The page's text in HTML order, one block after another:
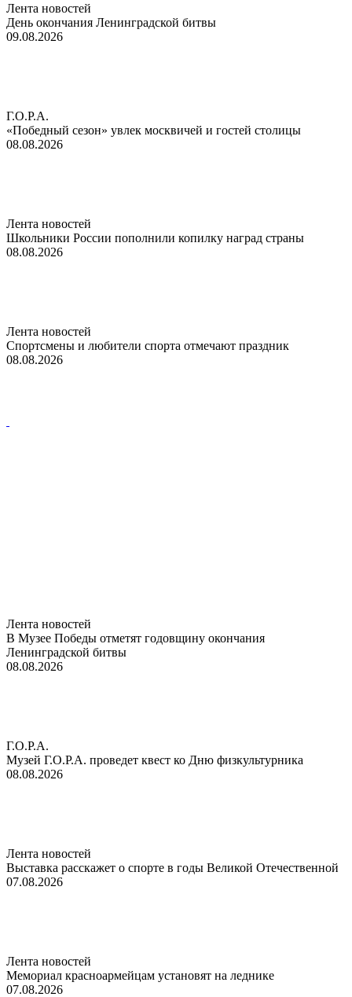
Лента новостей
День окончания Ленинградской битвы
09.08.2026
Г.О.Р.А.
«Победный сезон» увлек москвичей и гостей столицы
08.08.2026
Лента новостей
Школьники России пополнили копилку наград страны
08.08.2026
Лента новостей
Спортсмены и любители спорта отмечают праздник
08.08.2026
Лента новостей
В Музее Победы отметят годовщину окончания
Ленинградской битвы
08.08.2026
Г.О.Р.А.
Музей Г.О.Р.А. проведет квест ко Дню физкультурника
08.08.2026
Лента новостей
Выставка расскажет о спорте в годы Великой Отечественной
07.08.2026
Лента новостей
Мемориал красноармейцам установят на леднике
07.08.2026